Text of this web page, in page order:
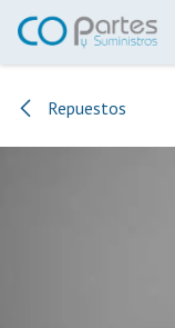
Ir al contenido
Repuestos